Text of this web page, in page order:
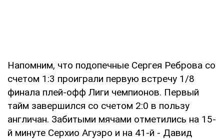
Напомним, что подопечные Сергея Реброва со
счетом 1:3 проиграли первую встречу 1/8
финала плей-офф Лиги чемпионов. Первый
тайм завершился со счетом 2:0 в пользу
англичан. Забитыми мячами отметились на 15-
й минуте Серхио Агуэро и на 41-й - Давид